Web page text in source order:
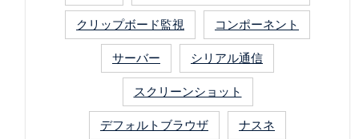
クリップボード監視 コンポーネント
サーバー シリアル通信
スクリーンショット
デフォルトブラウザ ナスネ